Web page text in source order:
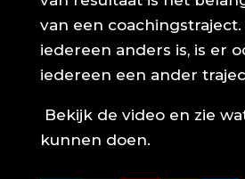
van een
iedereen anders is, is er
iedereen een ander
Bekijk de video en zie
kunnen doen.